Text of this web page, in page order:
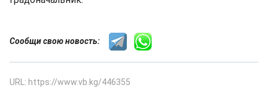
Сообщи свою новость:
URL: https://www.vb.kg/446355